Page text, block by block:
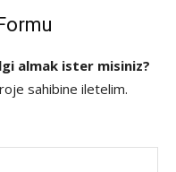
almak ister misiniz?
sahibine iletelim.